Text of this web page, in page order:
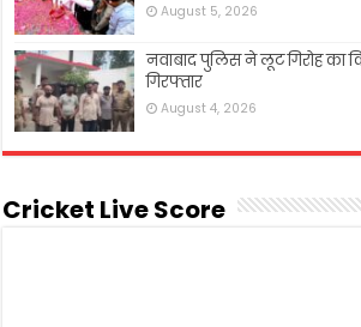
August 5, 2026
नवाबाद पुलिस ने लूट गिरोह का
गिरफ्तार
August 4, 2026
Cricket Live Score